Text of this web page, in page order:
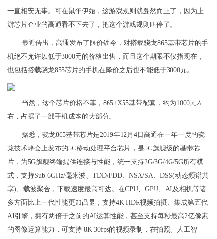
一直相安无事。可在鼠年伊始，这游戏规则就戛然而止了，因为上
游芯片企业的高通看不下去了，把这个游戏规则叫停了。
最近传出，高通发布了限价铁令，对搭载骁龙865基带芯片的手
机绝不允许以低于3000元的价格出售，而且这个期限不仅指现在，
也包括搭载骁龙855芯片的手机在降价之后也不能低于3000元。
当然，这个芯片价格不菲，865+X55基带配套，约为1000元左
右，占据了一部手机成本的大部分。
据悉，骁龙865基带芯片是2019年12月4日高通在一年一度的骁
龙技术峰会上发布的5G移动处理平台芯片，是5G旗舰级的基带芯
片，为5G旗舰终端提供连接与性能，统一支持2G/3G/4G/5G所有模
式，支持Sub-6GHz/毫米波、TDD/FDD、NSA/SA、DSS(动态频谱共
享)、载波聚合，下载速度最高可达。在CPU、GPU、AI及相机等诸
多方面比上一代性能更加凸显，支持4K HDR视频拍摄、集成第五代
AI引擎，拥有两倍于之前的AI运算性能，甚至支持每秒最高2亿像素
的图像运算能力，可支持 8K 30fps的视频录制，在拍照、人工智